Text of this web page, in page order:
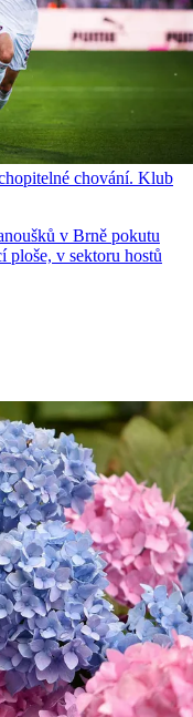
chování. Klub
v Brně pokutu
ploše, v sektoru hostů